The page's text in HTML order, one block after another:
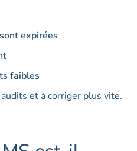
expirées
faibles
et à corriger plus vite.